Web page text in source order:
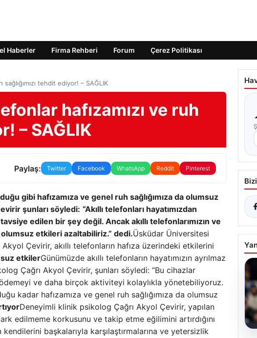
Haberler Firma Rehberi Forum Çerez Politikası
sağlığımızı tehdit ediyor! – SAĞLIK
hafızamızı ve ruh
– SAĞLIK
Paylaş: Twitter Facebook WhatsApp Reddit Pinterest
gibi hafızamıza ve genel ruh sağlığımıza da olumsuz
şunları söyledi: “Akıllı telefonları hayatımızdan
edilen bir şey değil. Ancak akıllı telefonlarımızın ve
olumsuz etkileri azaltabiliriz.” dedi.Üsküdar Üniversitesi
Çevirir, akıllı telefonların hafıza üzerindeki etkilerini
etkilerGünümüzde akıllı telefonların hayatımızın ayrılmaz
Çağrı Akyol Çevirir, şunları söyledi: “Bu cihazlar
ve daha birçok aktiviteyi kolaylıkla yönetebiliyoruz.
kadar hafızamıza ve genel ruh sağlığımıza da olumsuz
Deneyimli klinik psikolog Çağrı Akyol Çevirir, yapılan
edilmeme korkusunu ve takip etme eğilimini artırdığını
başkalarıyla karşılaştırmalarına ve yetersizlik